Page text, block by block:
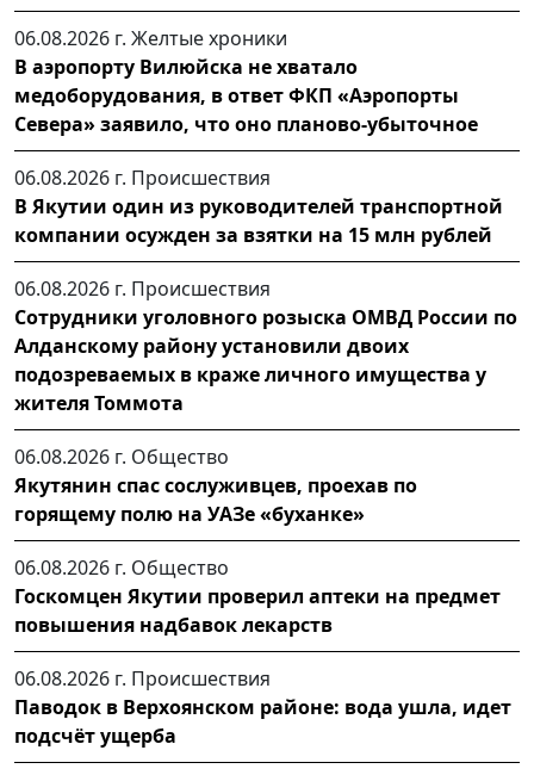
06.08.2026 г. Желтые хроники
В аэропорту Вилюйска не хватало
медоборудования, в ответ ФКП «Аэропорты
Севера» заявило, что оно планово-убыточное
06.08.2026 г. Происшествия
В Якутии один из руководителей транспортной
компании осужден за взятки на 15 млн рублей
06.08.2026 г. Происшествия
Сотрудники уголовного розыска ОМВД России по
Алданскому району установили двоих
подозреваемых в краже личного имущества у
жителя Томмота
06.08.2026 г. Общество
Якутянин спас сослуживцев, проехав по
горящему полю на УАЗе «буханке»
06.08.2026 г. Общество
Госкомцен Якутии проверил аптеки на предмет
повышения надбавок лекарств
06.08.2026 г. Происшествия
Паводок в Верхоянском районе: вода ушла, идет
подсчёт ущерба